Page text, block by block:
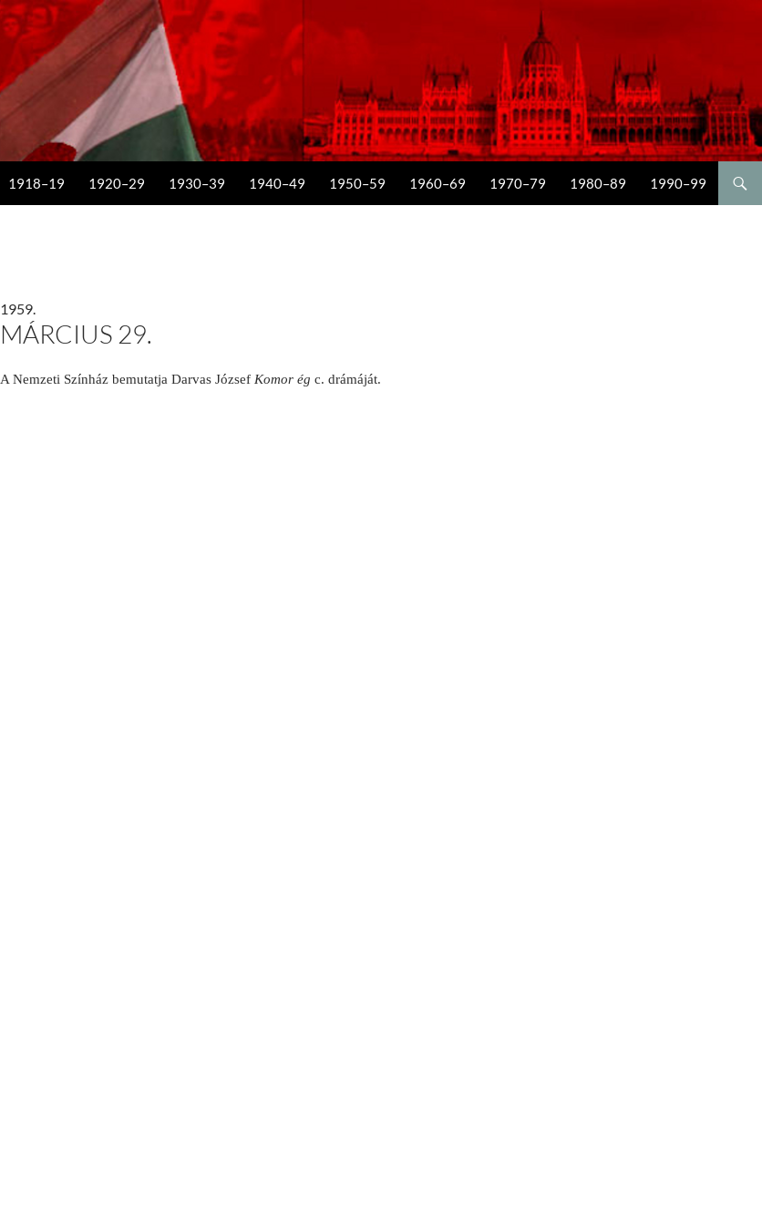
1918–19 1920–29 1930–39 1940–49 1950–59 1960–69 1970–79 1980–89 1990–99
1959.
MÁRCIUS 29.
A Nemzeti Színház bemutatja Darvas József Komor ég c. drámáját.